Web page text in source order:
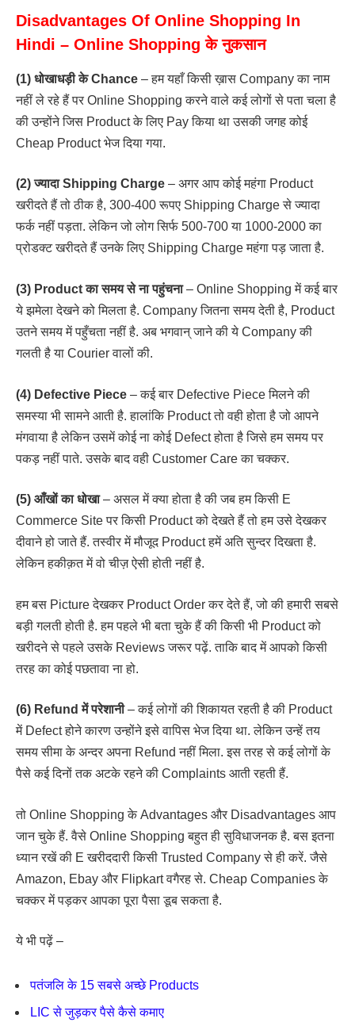
Disadvantages Of Online Shopping In
Hindi – Online Shopping के नुकसान
(1) धोखाधड़ी के Chance – हम यहाँ किसी ख़ास Company का नाम
नहीं ले रहे हैं पर Online Shopping करने वाले कई लोगों से पता चला है
की उन्होंने जिस Product के लिए Pay किया था उसकी जगह कोई
Cheap Product भेज दिया गया.
(2) ज्यादा Shipping Charge – अगर आप कोई महंगा Product
खरीदते हैं तो ठीक है, 300-400 रूपए Shipping Charge से ज्यादा
फर्क नहीं पड़ता. लेकिन जो लोग सिर्फ 500-700 या 1000-2000 का
प्रोडक्ट खरीदते हैं उनके लिए Shipping Charge महंगा पड़ जाता है.
(3) Product का समय से ना पहुंचना– Online Shopping में कई बार
ये झमेला देखने को मिलता है. Company जितना समय देती है, Product
उतने समय में पहुँचता नहीं है. अब भगवान् जाने की ये Company की
गलती है या Courier वालों की.
(4) Defective Piece – कई बार Defective Piece मिलने की
समस्या भी सामने आती है. हालांकि Product तो वही होता है जो आपने
मंगवाया है लेकिन उसमें कोई ना कोई Defect होता है जिसे हम समय पर
पकड़ नहीं पाते. उसके बाद वही Customer Care का चक्कर.
(5) आँखों का धोखा– असल में क्या होता है की जब हम किसी E
Commerce Site पर किसी Product को देखते हैं तो हम उसे देखकर
दीवाने हो जाते हैं. तस्वीर में मौजूद Product हमें अति सुन्दर दिखता है.
लेकिन हकीक़त में वो चीज़ ऐसी होती नहीं है.
हम बस Picture देखकर Product Order कर देते हैं, जो की हमारी सबसे
बड़ी गलती होती है. हम पहले भी बता चुके हैं की किसी भी Product को
खरीदने से पहले उसके Reviews जरूर पढ़ें. ताकि बाद में आपको किसी
तरह का कोई पछतावा ना हो.
(6) Refund में परेशानी– कई लोगों की शिकायत रहती है की Product
में Defect होने कारण उन्होंने इसे वापिस भेज दिया था. लेकिन उन्हें तय
समय सीमा के अन्दर अपना Refund नहीं मिला. इस तरह से कई लोगों के
पैसे कई दिनों तक अटके रहने की Complaints आती रहती हैं.
तो Online Shopping के Advantages और Disadvantages आप
जान चुके हैं. वैसे Online Shopping बहुत ही सुविधाजनक है. बस इतना
ध्यान रखें की E खरीददारी किसी Trusted Company से ही करें. जैसे
Amazon, Ebay और Flipkart वगैरह से. Cheap Companies के
चक्कर में पड़कर आपका पूरा पैसा डूब सकता है.
ये भी पढ़ें –
पतंजलि के 15 सबसे अच्छे Products
LIC से जुड़कर पैसे कैसे कमाए